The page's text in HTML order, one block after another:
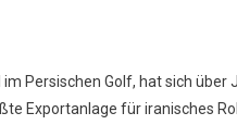
Persischen Golf, hat sich
Exportanlage für iranisches